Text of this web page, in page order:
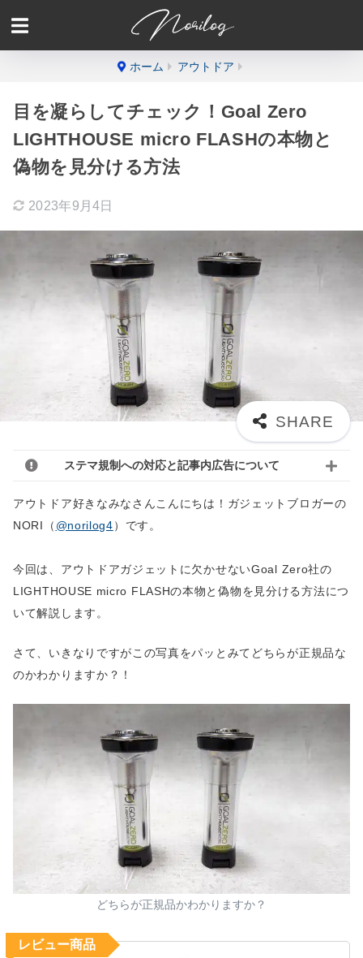
ホーム アウトドア
目を凝らしてチェック！Goal Zero
LIGHTHOUSE micro FLASHの本物と
偽物を見分ける方法
2023年9月4日
ステマ規制への対応と記事内広告について
アウトドア好きなみなさんこんにちは！ガジェットブロガーの
NORI（ @norilog4）です。
今回は、アウトドアガジェットに欠かせないGoal Zero社の
LIGHTHOUSE micro FLASHの本物と偽物を見分ける方法につ
いて解説します。
さて、いきなりですがこの写真をパッとみてどちらが正規品な
のかわかりますか？！
どちらが正規品かわかりますか？
レビュー商品